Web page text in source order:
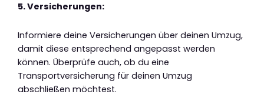
5. Versicherungen:
Informiere deine Versicherungen über deinen Umzug,
damit diese entsprechend angepasst werden
können. Überprüfe auch, ob du eine
Transportversicherung für deinen Umzug
abschließen möchtest.